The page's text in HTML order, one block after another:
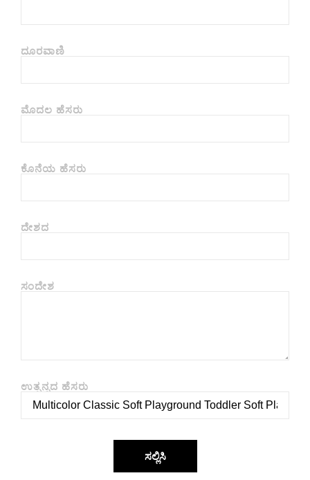
ದೂರವಾಣಿ
ಮೊದಲ ಹೆಸರು
ಕೊನೆಯ ಹೆಸರು
ದೇಶದ
ಸಂದೇಶ
ಉತ್ಪನ್ನದ ಹೆಸರು
ಸಲ್ಲಿಸಿ